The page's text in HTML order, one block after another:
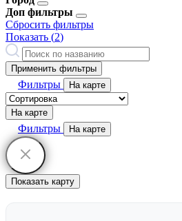
Доп фильтры
Сбросить фильтры
Показать (2)
Применить фильтры
Фильтры На карте
На карте
Фильтры На карте
Показать карту